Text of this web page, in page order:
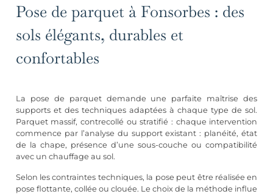
Pose de parquet à Fonsorbes : des
sols élégants, durables et
confortables
La pose de parquet demande une parfaite maîtrise des
supports et des techniques adaptées à chaque type de sol.
Parquet massif, contrecollé ou stratifié : chaque intervention
commence par l’analyse du support existant : planéité, état
de la chape, présence d’une sous-couche ou compatibilité
avec un chauffage au sol.
Selon les contraintes techniques, la pose peut être réalisée en
pose flottante, collée ou clouée. Le choix de la méthode influe